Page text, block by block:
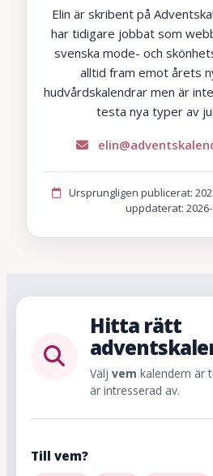
Elin är skribent på
har tidigare jobbat som
svenska mode- och
alltid fram emot årets
hudvårdskalendrar men är
testa nya typer av
Ursprungligen publicerat:
uppdaterat:
Hitta rätt
Välj vem kalendern är
är intresserad av.
Till vem?